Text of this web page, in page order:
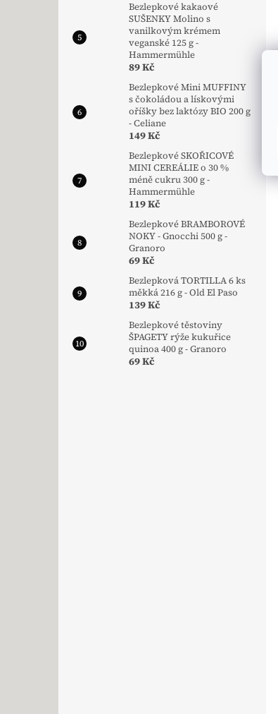
Bezlepkové kakaové
SUŠENKY Molino s
vanilkovým krémem
veganské 125 g -
Hammermühle
89 Kč
Bezlepkové Mini MUFFINY
s čokoládou a lískovými
oříšky bez laktózy BIO 200 g
- Celiane
149 Kč
Bezlepkové SKOŘICOVÉ
MINI CEREÁLIE o 30 %
méně cukru 300 g -
Hammermühle
119 Kč
Bezlepkové BRAMBOROVÉ
NOKY - Gnocchi 500 g -
Granoro
69 Kč
Bezlepková TORTILLA 6 ks
měkká 216 g - Old El Paso
139 Kč
Bezlepkové těstoviny
ŠPAGETY rýže kukuřice
quinoa 400 g - Granoro
69 Kč